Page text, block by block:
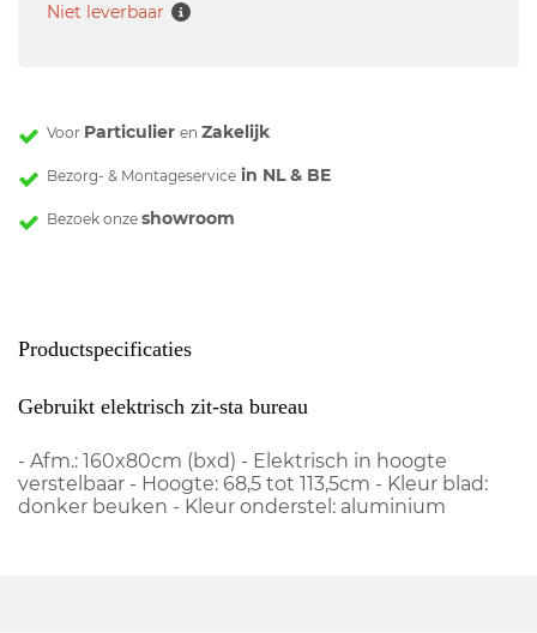
Niet leverbaar
Voor Particulier en Zakelijk
Bezorg- & Montageservice in NL & BE
Bezoek onze showroom
Productspecificaties
Gebruikt elektrisch zit-sta bureau
- Afm.: 160x80cm (bxd) - Elektrisch in hoogte
verstelbaar - Hoogte: 68,5 tot 113,5cm - Kleur blad:
donker beuken - Kleur onderstel: aluminium